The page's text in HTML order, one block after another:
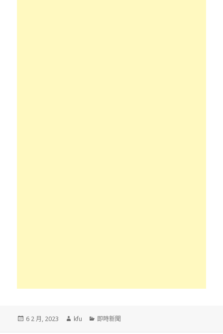
發
6 2 月, 2023
作
kfu
分
即時新聞